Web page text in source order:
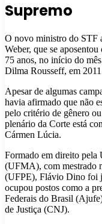
Supremo
O novo ministro do STF
Weber, que se
75 anos, no início do
Dilma Rousseff, em
Apesar de algumas
havia afirmado que não
pelo critério de gênero
plenário da Corte está
Cármen Lúcia.
Formado em direito pela
(UFMA), com mestrado
(UFPE), Flávio Dino foi
ocupou postos como a
Federais do Brasil
de Justiça (CNJ).